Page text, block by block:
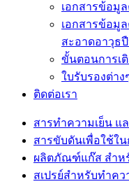
เอกสารข้อมู
เอกสารข้อมู
สะอาดอาวุธ
ขั้นตอนการเ
ใบรับรองต่าง
ติดต่อเรา
สารทำความเย็น แ
สารขับดันเพื่อใช้ใน
ผลิตภัณฑ์แก๊ส สำห
สเปรย์สำหรับทำค